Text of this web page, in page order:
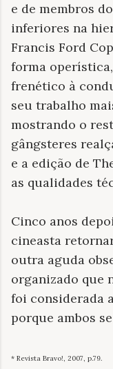
e de membros
inferiores na
Francis Ford
forma
frenético à
seu trabalho
mostrando o
gângsteres
e a edição de
as qualidades
Cinco anos
cineasta
outra aguda
organizado que
foi considerada
porque ambos
* Revista Bravo!, 2007, p.79.